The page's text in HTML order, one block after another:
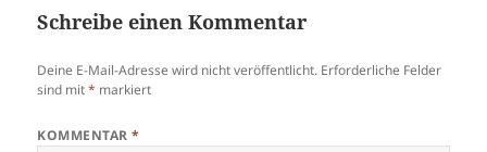
Schreibe einen Kommentar
Deine E-Mail-Adresse wird nicht veröffentlicht. Erforderliche Felder
sind mit* markiert
KOMMENTAR*